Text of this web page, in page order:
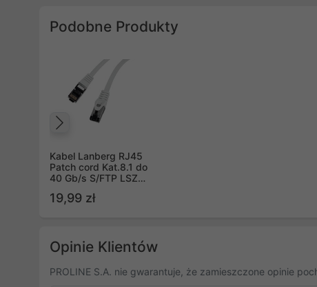
Podobne Produkty
Kabel Lanberg RJ45
Patch cord Kat.8.1 do
40 Gb/s S/FTP LSZH
Passed (PCF8-10CU-
19,99 zł
Opinie Klientów
PROLINE S.A. nie gwarantuje, że zamieszczone opinie